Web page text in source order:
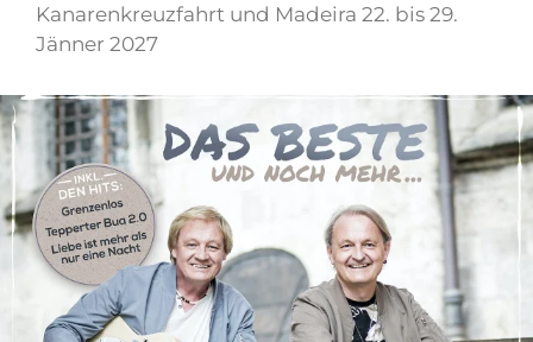
Kanarenkreuzfahrt und Madeira 22. bis 29.
Jänner 2027